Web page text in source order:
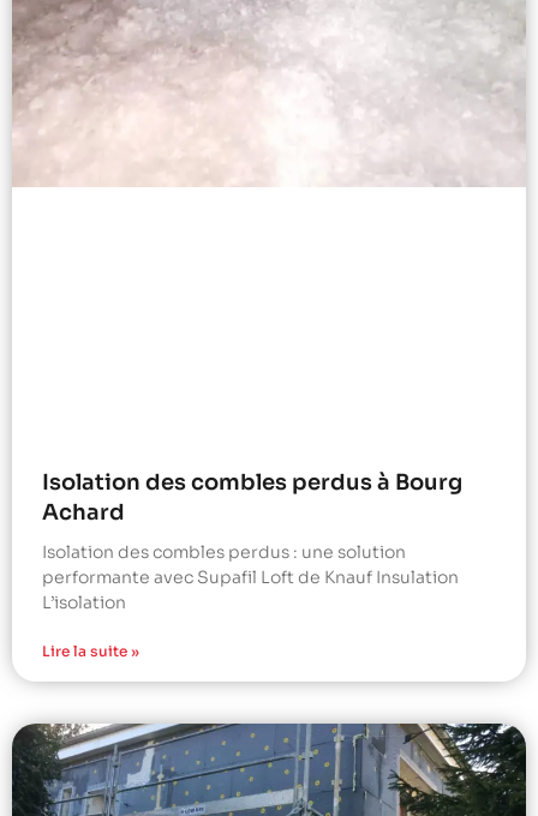
Isolation des combles perdus à Bourg
Achard
Isolation des combles perdus : une solution
performante avec Supafil Loft de Knauf Insulation
L’isolation
Lire la suite »